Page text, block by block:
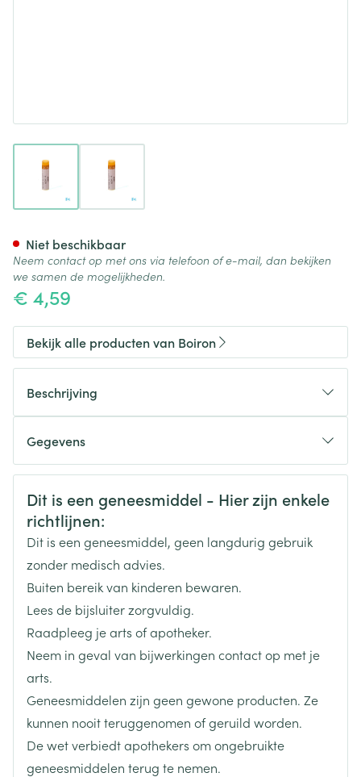
€ 4,59
Niet beschikbaar
Neem contact op met ons via telefoon of e-mail, dan bekijken
we samen de mogelijkheden.
Bekijk alle producten van Boiron
Beschrijving
Gegevens
CNK
0342840
Organisaties
Merken Boiron
Breedte 12 mm
Lengte 43 mm
Diepte 12 mm
Behoud Kamertemperatuur (15°C - 25°C)
Veiligheidsinformatie
Dit is een geneesmiddel - Hier zijn enkele
richtlijnen:
Dit is een geneesmiddel, geen langdurig gebruik
zonder medisch advies.
Buiten bereik van kinderen bewaren.
Lees de bijsluiter zorgvuldig.
Raadpleeg je arts of apotheker.
Neem in geval van bijwerkingen contact op met je
arts.
Geneesmiddelen zijn geen gewone producten. Ze
kunnen nooit teruggenomen of geruild worden.
De wet verbiedt apothekers om ongebruikte
geneesmiddelen terug te nemen.